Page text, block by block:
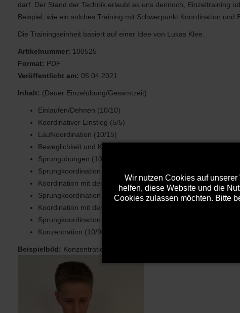
darf. Der Stand der Technik erlaubt es uns dennoch, Einzeltraining
Beispiel, wie ein solches Training mit Schwerpunkt Koordination und
Die Trainingseinheit basiert auf einer Idee von Lukas Klee.
Artikelnummer: 100525
Format: PDF
Veröffentlicht am: 05.04.2021
Inhalt: (Dauer Einzelübung/Gesamtzeit)
Einlaufen/Dehnen (10/10)
Koordinativer Einstieg (5/5)
Laufkoordination (10/15)
Beweglichkeit und Koordination (5/20)
Sprungübungen (10/30)
Sprungkoordination (10/40)
Koordination mit dem Tennisball (10/50)
Sprungkoordination (10/60)
Koordination mit dem Tennisball (10/70)
Sprungkoordination (10/80)
Konzentration (10/90)
Beispielbild: Konzentration
Wir nutzen Cookies auf
helfen, diese Website und die
Cookies zulassen möchten. Bitte